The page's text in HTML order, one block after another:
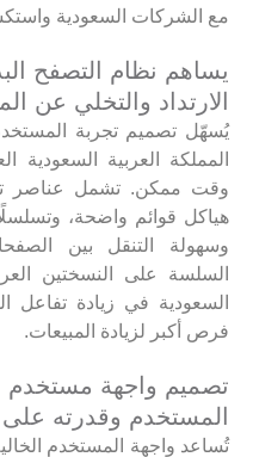
مع الشركات السعودية
يساهم نظام التصفح
الارتداد والتخلي عن
يُسهّل تصميم تجربة
المملكة العربية
وقت ممكن. تشمل عناصر
هياكل قوائم واضحة،
وسهولة التنقل بين
السلسة على النسختين
السعودية في زيادة تفاعل
فرص أكبر لزيادة المبيعات.
تصميم واجهة مستخدم
المستخدم وقدرته على
تُساعد واجهة المستخدم